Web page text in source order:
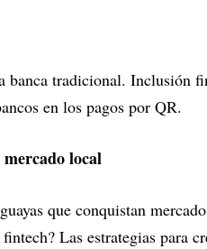
tradicional. Inclusión
en los pagos por QR.
local
que conquistan
Las estrategias para